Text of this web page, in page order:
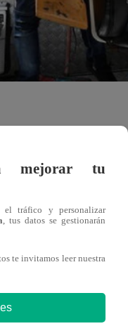
– En medio
cortarse el cabello,
por la
un local
mejorar tu
tráfico y personalizar
, tus datos se gestionarán
te invitamos leer nuestra